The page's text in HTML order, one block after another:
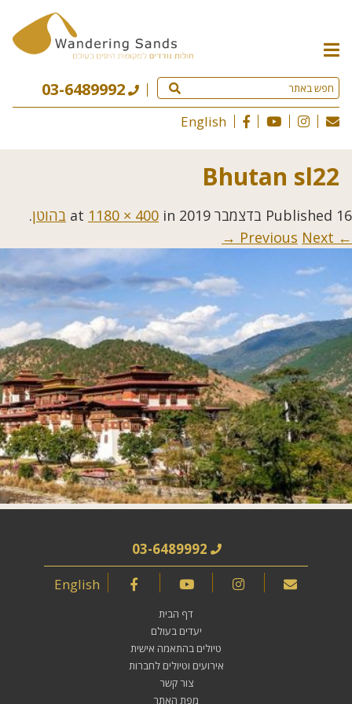
תפריט
האתר
03-6489992
English
Bhutan sl22
Published 16 בדצמבר 2019 1180 × 400 in בהוטן.
← Previous
Next →
03-6489992
English
דף הבית
יעדים בעולם
טיולים בהתאמה אישית
אירועים וטיולים לחברות
צור קשר
מפת האתר